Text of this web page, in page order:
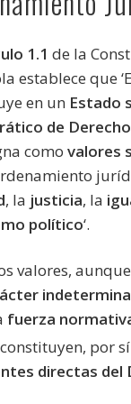
1.1 de la
establece que
en un Estado
de Derecho
comovalores
, la justicia, la
político‘.
valores,
fuerza
por
directas del